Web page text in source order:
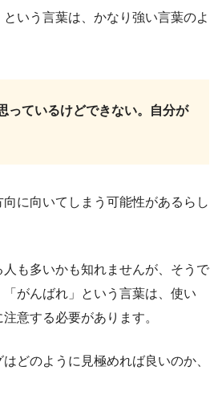
いう言葉は、かなり強い言葉のよ
っているけどできない。自分が
に向いてしまう可能性があるらし
も多いかも知れませんが、そうで
がんばれ」という言葉は、使い
意する必要があります。
どのように見極めれば良いのか、